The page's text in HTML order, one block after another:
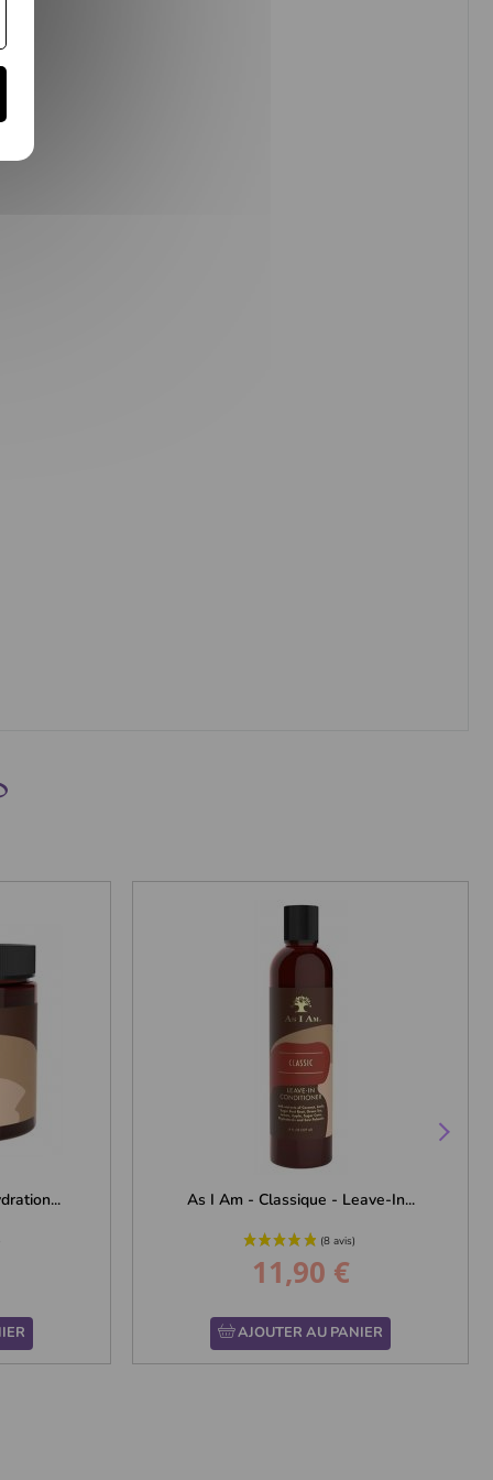
As I Am - Classique - Leave-In...
Prix
11,90 €
AJOUTER AU PANIER